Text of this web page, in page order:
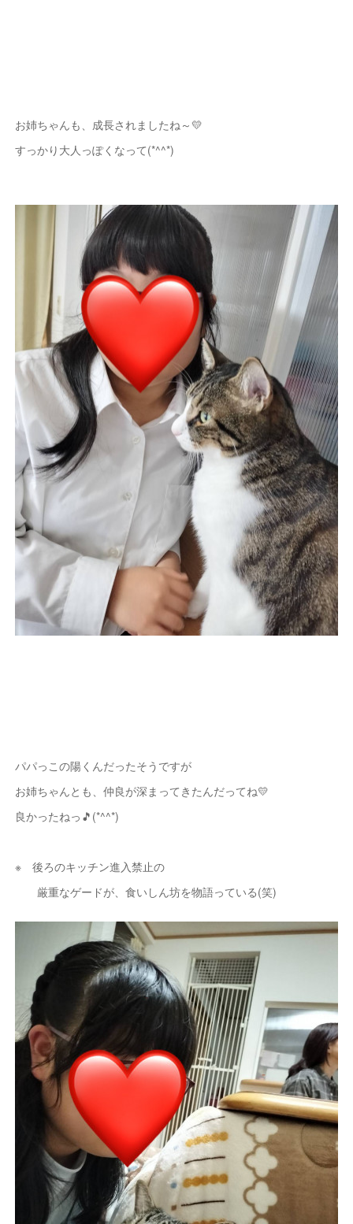
お姉ちゃんも、成長されましたね～💛
すっかり大人っぽくなって(*^^*)
パパっこの陽くんだったそうですが
お姉ちゃんとも、仲良が深まってきたんだってね💛
良かったねっ🎵(*^^*)
※ 後ろのキッチン進入禁止の
厳重なゲードが、食いしん坊を物語っている(笑)